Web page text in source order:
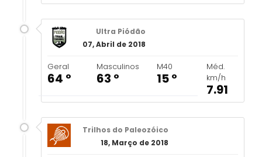
Ultra Piódão
07, Abril de 2018
Geral
64 º
Masculinos
63 º
M40
15 º
Méd.
km/h
7.91
Trilhos do Paleozóico
18, Março de 2018